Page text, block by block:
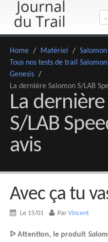
Home / Matériel / Salomon
Tous nos tests de trail
Genesis /
La dernière Salomon S/LAB
La
S/LAB
avis
Avec ça tu
Le 15/01 Par Vincent
ᐅ Attention, le produit